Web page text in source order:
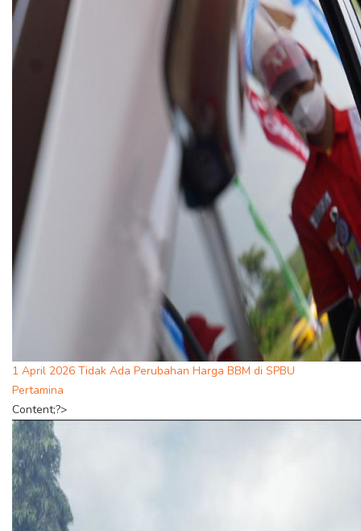
1 April 2026 Tidak Ada Perubahan Harga BBM di SPBU
Pertamina
Content;?>